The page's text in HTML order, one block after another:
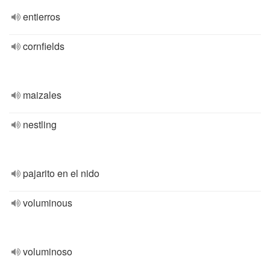
entierros
cornfields
maizales
nestling
pajarito en el nido
voluminous
voluminoso